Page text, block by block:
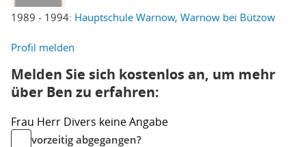
1989 - 1994: Hauptschule Warnow, Warnow bei Bützow
Profil melden
Melden Sie sich kostenlos an, um mehr
über Ben zu erfahren:
Frau Herr Divers keine Angabe
vorzeitig abgegangen?